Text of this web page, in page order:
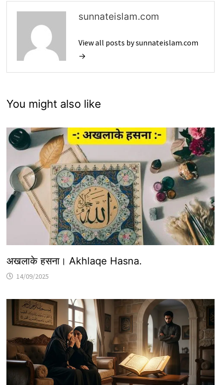
sunnateislam.com
View all posts by sunnateislam.com
→
You might also like
अखलाके हसना। Akhlaqe Hasna.
14/09/2025